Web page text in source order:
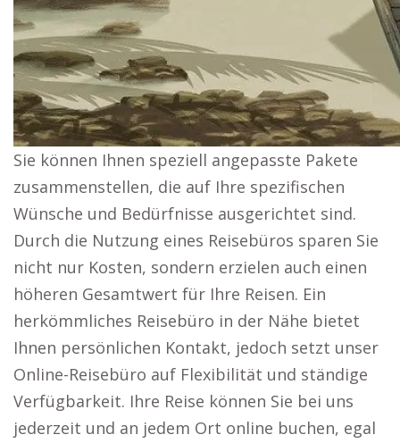
Sie können Ihnen speziell angepasste Pakete
zusammenstellen, die auf Ihre spezifischen
Wünsche und Bedürfnisse ausgerichtet sind.
Durch die Nutzung eines Reisebüros sparen Sie
nicht nur Kosten, sondern erzielen auch einen
höheren Gesamtwert für Ihre Reisen. Ein
herkömmliches Reisebüro in der Nähe bietet
Ihnen persönlichen Kontakt, jedoch setzt unser
Online-Reisebüro auf Flexibilität und ständige
Verfügbarkeit. Ihre Reise können Sie bei uns
jederzeit und an jedem Ort online buchen, egal